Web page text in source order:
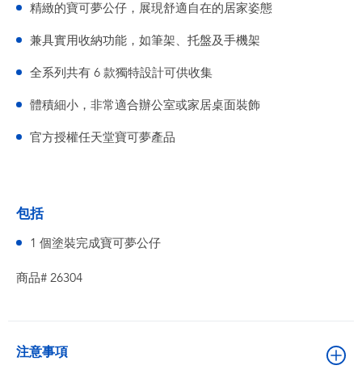
精緻的寶可夢公仔，展現舒適自在的居家姿態
兼具實用收納功能，如筆架、托盤及手機架
全系列共有 6 款獨特設計可供收集
體積細小，非常適合辦公室或家居桌面裝飾
官方授權任天堂寶可夢產品
包括
1 個塗裝完成寶可夢公仔
商品# 26304
注意事項